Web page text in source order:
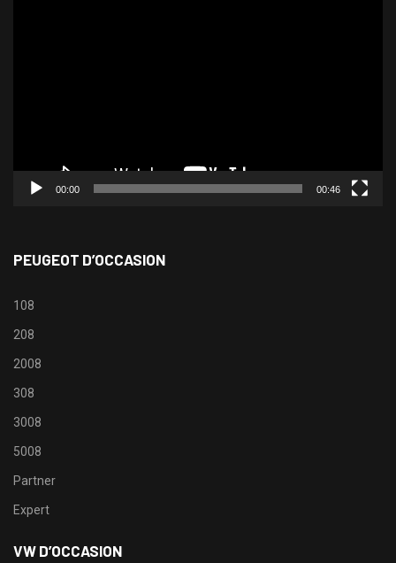
00:00 00:46
PEUGEOT D’OCCASION
108
208
2008
308
3008
5008
Partner
Expert
VW D’OCCASION